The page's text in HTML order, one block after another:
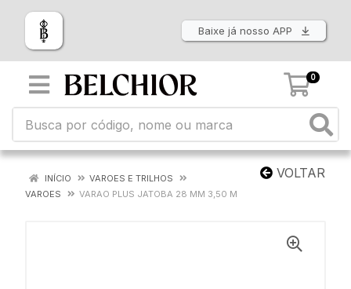
Baixe já nosso APP
0
VOLTAR
INÍCIO
VAROES E TRILHOS
VAROES
VARAO PLUS JATOBA 28 MM 3,50 M